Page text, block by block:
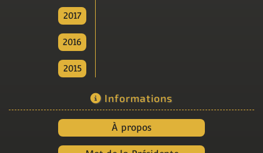
2017
2016
2015
Informations
À propos